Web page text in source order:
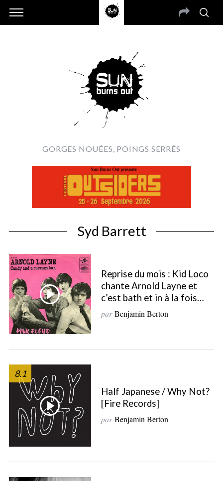
GORGES NOUÉES, POINGS SERRÉS
Syd Barrett
Reprise du mois : Kid Loco
chante Arnold Layne et
c’est bath et in à la fois…
par Benjamin Berton
8.1
Half Japanese / Why Not?
[Fire Records]
par Benjamin Berton